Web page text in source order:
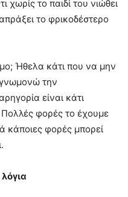
χωρίς το παιδί του νιώθει
το φρικοδέστερο
Ήθελα κάτι που να μην
την
είναι κάτι
φορές το έχουμε
κάποιες φορές μπορεί